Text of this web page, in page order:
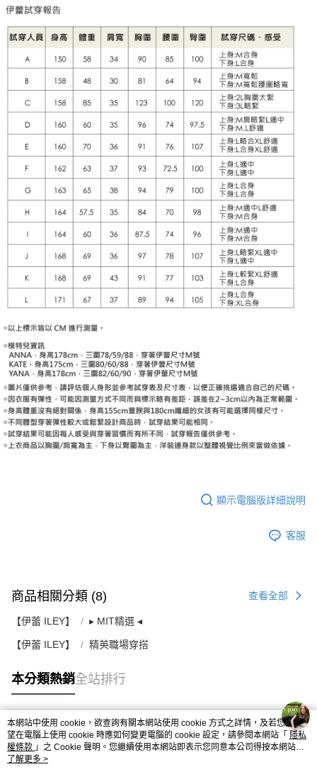
顯示電腦版詳細說明
客服
商品相關分類 (8) 查看全部
【伊蕾 ILEY】 ▸ MIT精選 ◂
【伊蕾 ILEY】 精英職場穿搭
本分類熱銷全站排行
熱門標籤
本網站中使用 cookie，欲查詢有關本網站使用 cookie 方式之詳情，及若您不希
望在電腦上使用 cookie 時應如何變更電腦的 cookie 設定，請參閱本網站「 隱私
權條款 」之 Cookie 聲明。您繼續使用本網站即表示您同意本公司得按本網站使
用條款之 Cookie 聲明使用 cookie。
了解更多 >